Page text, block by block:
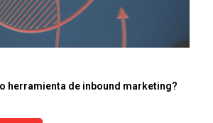
herramienta de inbound marketing?